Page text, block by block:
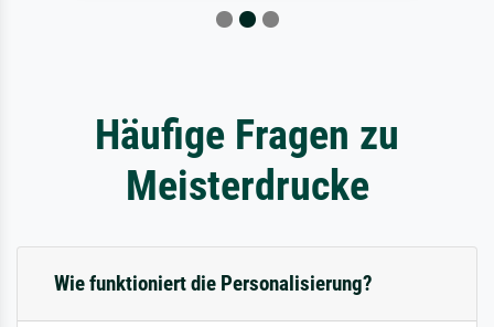
Häufige Fragen zu
Meisterdrucke
Wie funktioniert die Personalisierung?